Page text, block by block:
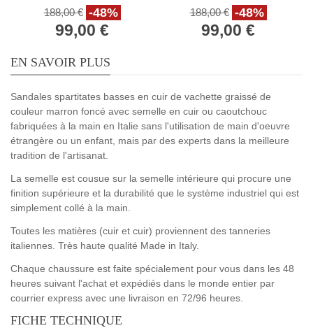
fait en Italie
188,00 € -48%
99,00 €
en Italie
188,00 € -48%
99,00 €
EN SAVOIR PLUS
Sandales spartitates basses en cuir de vachette graissé de
couleur marron foncé avec semelle en cuir ou caoutchouc
fabriquées à la main en Italie sans l'utilisation de main d'oeuvre
étrangère ou un enfant, mais par des experts dans la meilleure
tradition de l'artisanat.
La semelle est cousue sur la semelle intérieure qui procure une
finition supérieure et la durabilité que le système industriel qui est
simplement collé à la main.
Toutes les matières (cuir et cuir) proviennent des tanneries
italiennes. Très haute qualité Made in Italy.
Chaque chaussure est faite spécialement pour vous dans les 48
heures suivant l'achat et expédiés dans le monde entier par
courrier express avec une livraison en 72/96 heures.
FICHE TECHNIQUE